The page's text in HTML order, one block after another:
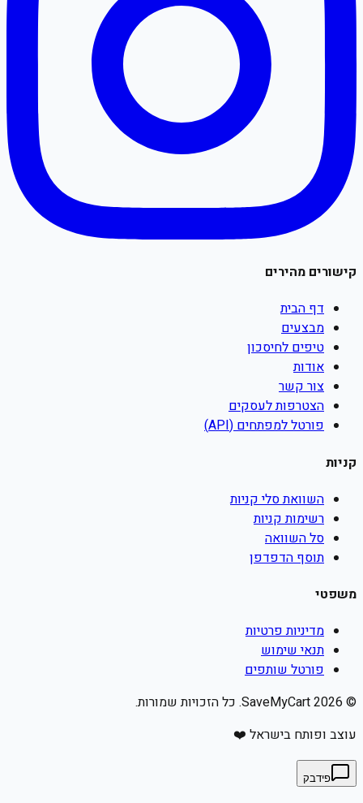
קישורים מהירים
דף הבית
מבצעים
טיפים לחיסכון
אודות
צור קשר
הצטרפות לעסקים
פורטל למפתחים (API)
קניות
השוואת סלי קניות
רשימות קניות
סל השוואה
תוסף הדפדפן
משפטי
מדיניות פרטיות
תנאי שימוש
פורטל שותפים
©
2026
עוצב ופותח בישראל ❤️
פידבק